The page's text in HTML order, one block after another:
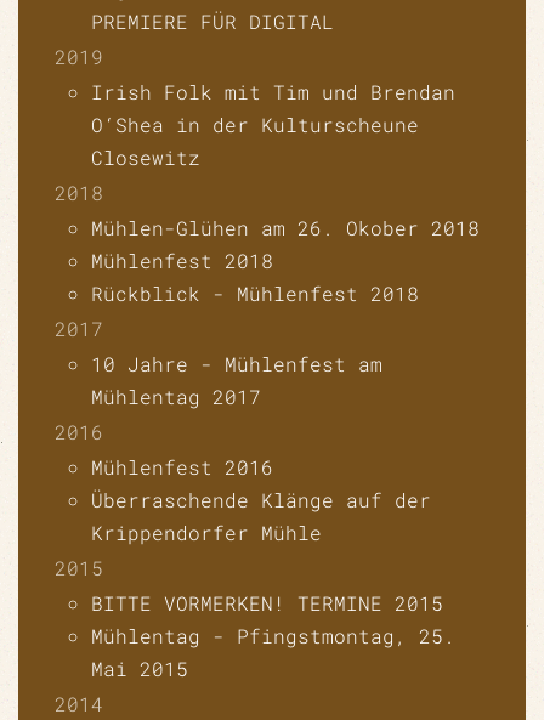
PREMIERE FÜR DIGITAL
2019
Irish Folk mit Tim und Brendan
O‘Shea in der Kulturscheune
Closewitz
2018
Mühlen-Glühen am 26. Okober 2018
Mühlenfest 2018
Rückblick - Mühlenfest 2018
2017
10 Jahre - Mühlenfest am
Mühlentag 2017
2016
Mühlenfest 2016
Überraschende Klänge auf der
Krippendorfer Mühle
2015
BITTE VORMERKEN! TERMINE 2015
Mühlentag - Pfingstmontag, 25.
Mai 2015
2014